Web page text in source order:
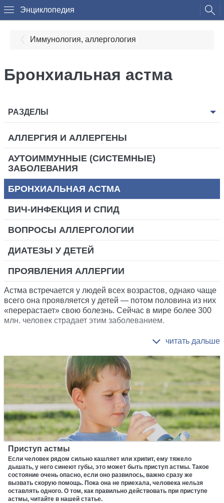
Энциклопедия
Иммунология, аллергология
Бронхиальная астма
РАЗДЕЛЫ
АЛЛЕРГИЯ И АЛЛЕРГЕНЫ
АУТОИММУННЫЕ (СИСТЕМНЫЕ)
ЗАБОЛЕВАНИЯ
БРОНХИАЛЬНАЯ АСТМА
ВИЧ-ИНФЕКЦИЯ И СПИД
ВОПРОСЫ АЛЛЕРГОЛОГИИ
ДИАТЕЗЫ У ДЕТЕЙ
ПРОЯВЛЕНИЯ АЛЛЕРГИИ
Астма встречается у людей всех возрастов, однако чаще
всего она проявляется у детей — потом половина из них
«перерастает» свою болезнь. Сейчас в мире более 300
млн. человек страдает этим заболеванием.
Приступ астмы
Если человек рядом сильно кашляет или хрипит, ему тяжело
дышать, у него синеют губы, это может быть приступ астмы. Такое
состояние очень опасно, если оно развилось, важно сразу же
вызвать скорую помощь. Пока она не приехала, человека нельзя
оставлять одного. О том, как правильно действовать при приступе
астмы, читайте в нашей статье.